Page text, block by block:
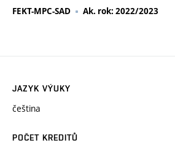
FEKT-MPC-SAD Ak. rok: 2022/2023
JAZYK VÝUKY
čeština
POČET KREDITŮ